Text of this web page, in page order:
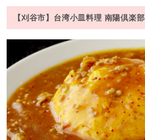
【刈谷市】台湾小皿料理 南陽倶楽部